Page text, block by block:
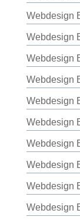
Webdesign
Webdesign
Webdesign
Webdesign
Webdesign
Webdesign
Webdesign
Webdesign
Webdesign
Webdesign